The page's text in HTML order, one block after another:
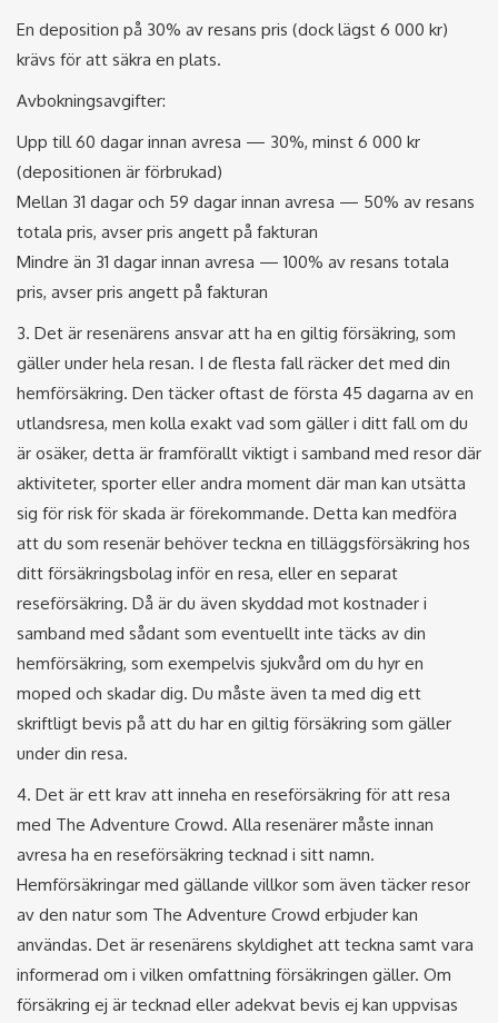
En deposition på 30% av resans pris (dock lägst 6 000 kr)
krävs för att säkra en plats.
Avbokningsavgifter:
Upp till 60 dagar innan avresa — 30%, minst 6 000 kr
(depositionen är förbrukad)
Mellan 31 dagar och 59 dagar innan avresa — 50% av resans
totala pris, avser pris angett på fakturan
Mindre än 31 dagar innan avresa — 100% av resans totala
pris, avser pris angett på fakturan
3. Det är resenärens ansvar att ha en giltig försäkring, som
gäller under hela resan. I de flesta fall räcker det med din
hemförsäkring. Den täcker oftast de första 45 dagarna av en
utlandsresa, men kolla exakt vad som gäller i ditt fall om du
är osäker, detta är framförallt viktigt i samband med resor där
aktiviteter, sporter eller andra moment där man kan utsätta
sig för risk för skada är förekommande. Detta kan medföra
att du som resenär behöver teckna en tilläggsförsäkring hos
ditt försäkringsbolag inför en resa, eller en separat
reseförsäkring. Då är du även skyddad mot kostnader i
samband med sådant som eventuellt inte täcks av din
hemförsäkring, som exempelvis sjukvård om du hyr en
moped och skadar dig. Du måste även ta med dig ett
skriftligt bevis på att du har en giltig försäkring som gäller
under din resa.
4. Det är ett krav att inneha en reseförsäkring för att resa
med The Adventure Crowd. Alla resenärer måste innan
avresa ha en reseförsäkring tecknad i sitt namn.
Hemförsäkringar med gällande villkor som även täcker resor
av den natur som The Adventure Crowd erbjuder kan
användas. Det är resenärens skyldighet att teckna samt vara
informerad om i vilken omfattning försäkringen gäller. Om
försäkring ej är tecknad eller adekvat bevis ej kan uppvisas